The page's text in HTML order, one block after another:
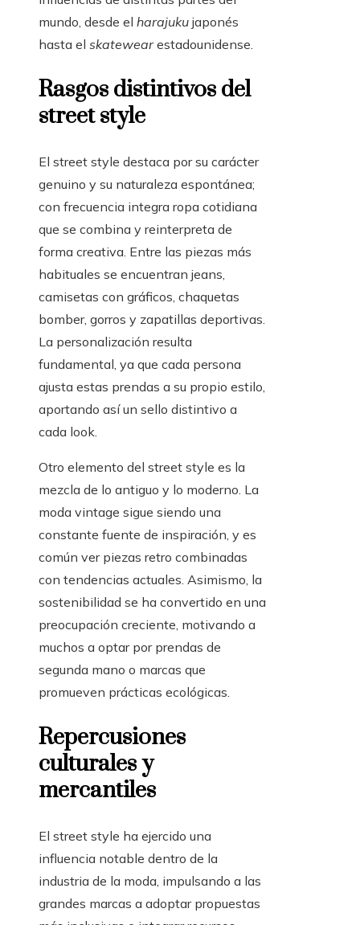
mundo, desde el harajuku japonés
hasta el skatewearestadounidense.
Rasgos distintivos del
street style
El street style destaca por su carácter
genuino y su naturaleza espontánea;
con frecuencia integra ropa cotidiana
que se combina y reinterpreta de
forma creativa. Entre las piezas más
habituales se encuentran jeans,
camisetas con gráficos, chaquetas
bomber, gorros y zapatillas deportivas.
La personalización resulta
fundamental, ya que cada persona
ajusta estas prendas a su propio estilo,
aportando así un sello distintivo a
cada look.
Otro elemento del street style es la
mezcla de lo antiguo y lo moderno. La
moda vintage sigue siendo una
constante fuente de inspiración, y es
común ver piezas retro combinadas
con tendencias actuales. Asimismo, la
sostenibilidad se ha convertido en una
preocupación creciente, motivando a
muchos a optar por prendas de
segunda mano o marcas que
promueven prácticas ecológicas.
Repercusiones
culturales y
mercantiles
El street style ha ejercido una
influencia notable dentro de la
industria de la moda, impulsando a las
grandes marcas a adoptar propuestas